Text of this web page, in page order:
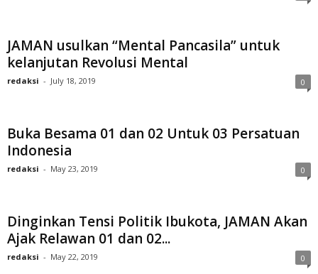
JAMAN usulkan “Mental Pancasila” untuk
kelanjutan Revolusi Mental
redaksi - July 18, 2019 0
Buka Besama 01 dan 02 Untuk 03 Persatuan
Indonesia
redaksi - May 23, 2019 0
Dinginkan Tensi Politik Ibukota, JAMAN Akan
Ajak Relawan 01 dan 02...
redaksi - May 22, 2019 0